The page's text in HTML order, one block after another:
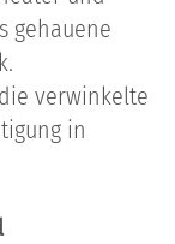
gehauene
verwinkelte
in